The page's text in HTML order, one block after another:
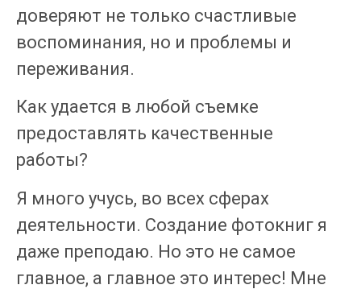
доверяют не только счастливые
воспоминания, но и проблемы и
переживания.
Как удается в любой съемке
предоставлять качественные
работы?
Я много учусь, во всех сферах
деятельности. Создание фотокниг я
даже преподаю. Но это не самое
главное, а главное это интерес! Мне